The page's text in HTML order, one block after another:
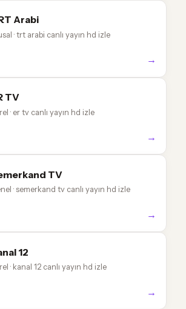
Arabi
· trt arabi canlı yayın hd izle
→
TV
· er tv canlı yayın hd izle
→
TV
· semerkand tv canlı yayın hd izle
→
12
· kanal 12 canlı yayın hd izle
→